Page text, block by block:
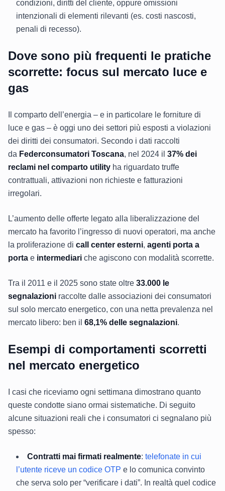
condizioni, diritti del cliente, oppure omissioni
intenzionali di elementi rilevanti (es. costi nascosti,
penali di recesso).
Dove sono più frequenti le pratiche
scorrette: focus sul mercato luce e
gas
Il comparto dell’energia – e in particolare le forniture di
luce e gas – è oggi uno dei settori più esposti a violazioni
dei diritti dei consumatori. Secondo i dati raccolti
da Federconsumatori Toscana, nel 2024 il 37% dei
reclami nel comparto utility ha riguardato truffe
contrattuali, attivazioni non richieste e fatturazioni
irregolari.
L’aumento delle offerte legato alla liberalizzazione del
mercato ha favorito l’ingresso di nuovi operatori, ma anche
la proliferazione di call center esterni, agenti porta a
porta e intermediari che agiscono con modalità scorrette.
Tra il 2011 e il 2025 sono state oltre 33.000 le
segnalazioni raccolte dalle associazioni dei consumatori
sul solo mercato energetico, con una netta prevalenza nel
mercato libero: ben il 68,1% delle segnalazioni.
Esempi di comportamenti scorretti
nel mercato energetico
I casi che riceviamo ogni settimana dimostrano quanto
queste condotte siano ormai sistematiche. Di seguito
alcune situazioni reali che i consumatori ci segnalano più
spesso:
Contratti mai firmati realmente: telefonate in cui
l’utente riceve un codice OTP e lo comunica convinto
che serva solo per “verificare i dati”. In realtà quel codice